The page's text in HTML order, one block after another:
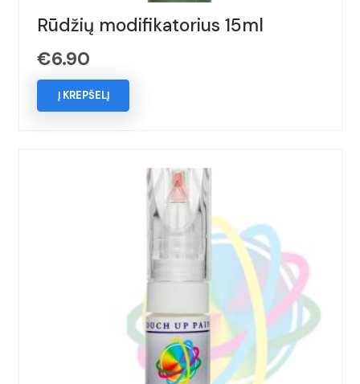
Rūdžių modifikatorius 15ml
€6.90
Į KREPŠELĮ